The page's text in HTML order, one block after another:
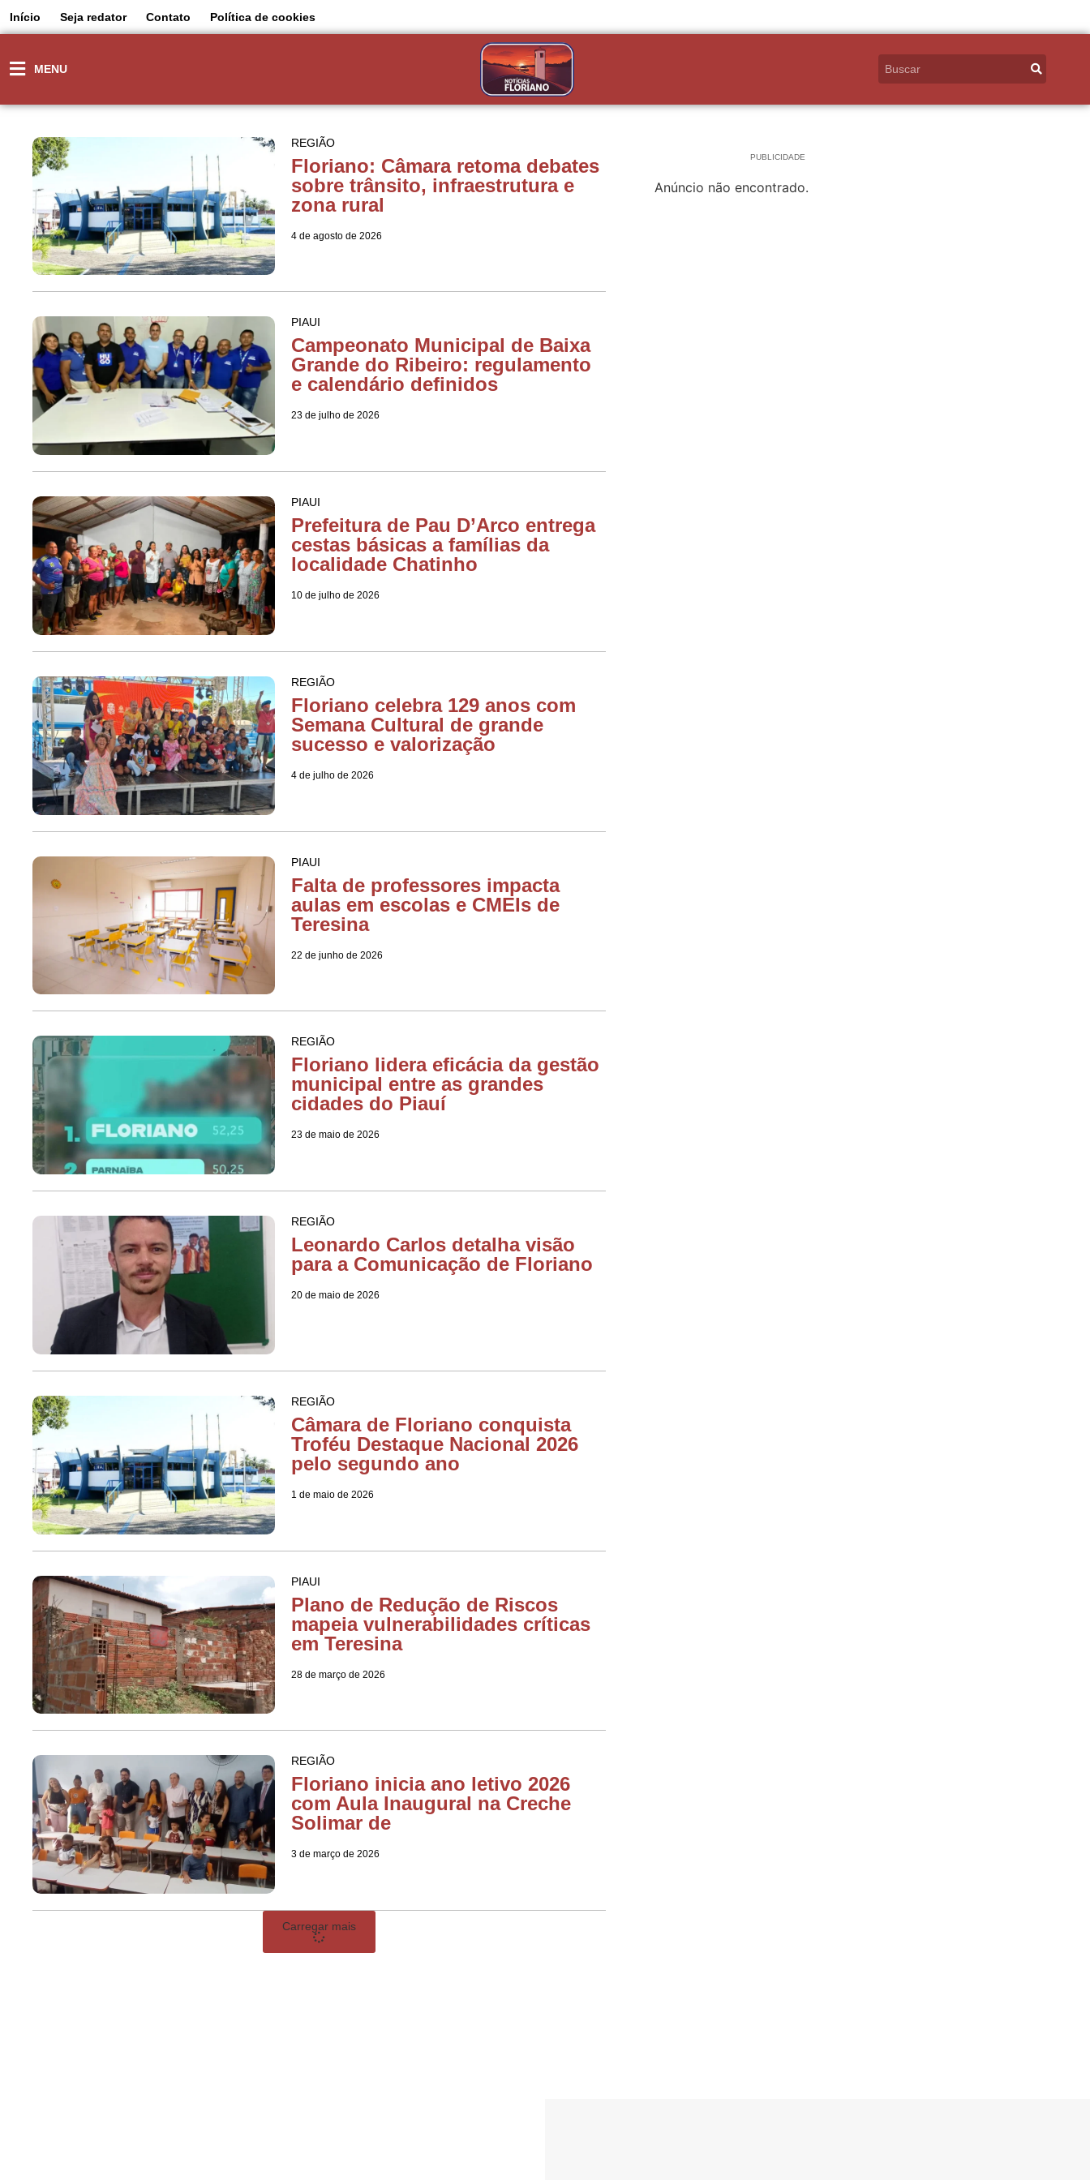
Início Seja redator Contato Política de cookies
MENU
REGIÃO
Floriano: Câmara retoma debates
sobre trânsito, infraestrutura e
zona rural
4 de agosto de 2026
PIAUI
Campeonato Municipal de Baixa
Grande do Ribeiro: regulamento
e calendário definidos
23 de julho de 2026
PIAUI
Prefeitura de Pau D’Arco entrega
cestas básicas a famílias da
localidade Chatinho
10 de julho de 2026
REGIÃO
Floriano celebra 129 anos com
Semana Cultural de grande
sucesso e valorização
4 de julho de 2026
PIAUI
Falta de professores impacta
aulas em escolas e CMEIs de
Teresina
22 de junho de 2026
REGIÃO
Floriano lidera eficácia da gestão
municipal entre as grandes
cidades do Piauí
23 de maio de 2026
REGIÃO
Leonardo Carlos detalha visão
para a Comunicação de Floriano
20 de maio de 2026
REGIÃO
Câmara de Floriano conquista
Troféu Destaque Nacional 2026
pelo segundo ano
1 de maio de 2026
PIAUI
Plano de Redução de Riscos
mapeia vulnerabilidades críticas
em Teresina
28 de março de 2026
REGIÃO
Floriano inicia ano letivo 2026
com Aula Inaugural na Creche
Solimar de
3 de março de 2026
Carregar mais
PUBLICIDADE
Anúncio não encontrado.